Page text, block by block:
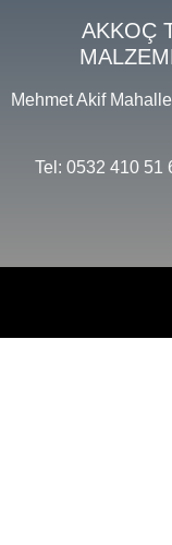
AKKOÇ
Mehmet Akif
Tel: 0532 410 51